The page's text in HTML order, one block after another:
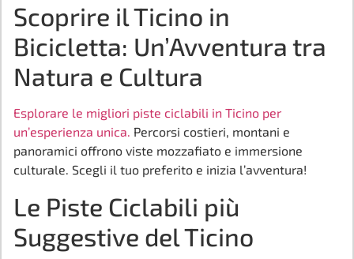
Scoprire il Ticino in
Bicicletta: Un’Avventura tra
Natura e Cultura
Esplorare le migliori piste ciclabili in Ticino per
un’esperienza unica. Percorsi costieri, montani e
panoramici offrono viste mozzafiato e immersione
culturale. Scegli il tuo preferito e inizia l’avventura!
Le Piste Ciclabili più
Suggestive del Ticino